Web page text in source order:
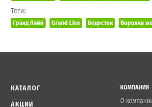
Теги:
Гранд Лайн Grand Line Водосток Воронка
КАТАЛОГ
АКЦИИ
КОМПАНИЯ
О